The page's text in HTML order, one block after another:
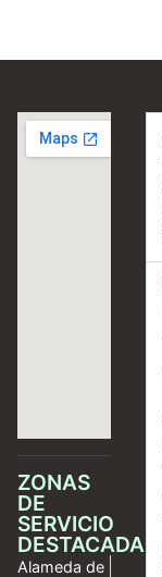
ZONAS
DE
SERVICIO
DESTACADAS
Alameda de